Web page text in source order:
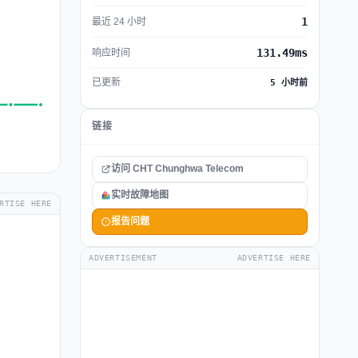
HERE
最近 24 小时 1
响应时间 131.49ms
已更新 5 小时前
链接
访问 CHT Chunghwa Telecom
实时故障地图
报告问题
ADVERTISEMENT ADVERTISE HERE